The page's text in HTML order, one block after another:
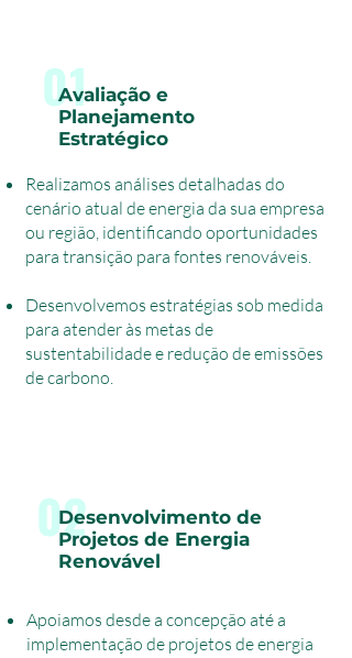
01
Avaliação e
Planejamento
Estratégico
Realizamos análises detalhadas do
cenário atual de energia da sua empresa
ou região, identificando oportunidades
para transição para fontes renováveis.
Desenvolvemos estratégias sob medida
para atender às metas de
sustentabilidade e redução de emissões
de carbono.
02
Desenvolvimento de
Projetos de Energia
Renovável
Apoiamos desde a concepção até a
implementação de projetos de energia